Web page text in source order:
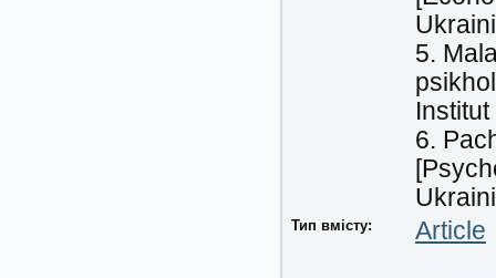
5.
6.
Тип вмісту: Article